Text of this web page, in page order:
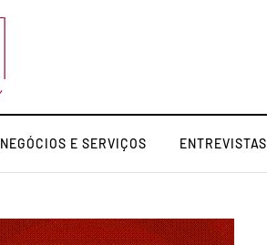
NEGÓCIOS E SERVIÇOS ENTREVISTAS